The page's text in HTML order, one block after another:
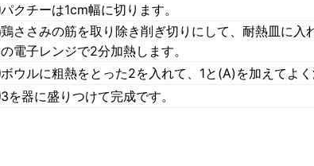
パクチーは1cm幅に切ります。
鶏ささみの筋を取り除き削ぎ切りにして、耐熱皿に
の電子レンジで2分加熱します。
ボウルに粗熱をとった2を入れて、1と(A)を加えてよく
3を器に盛りつけて完成です。